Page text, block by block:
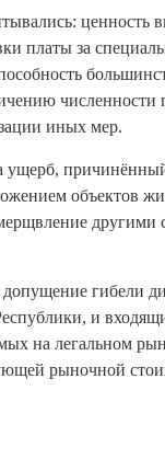
платы за
иных мер.
ущерб,
объектов
гибели
и
на легальном
рыночной